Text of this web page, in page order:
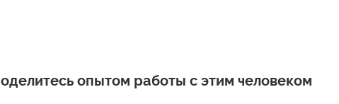
опытом работы с этим человеком